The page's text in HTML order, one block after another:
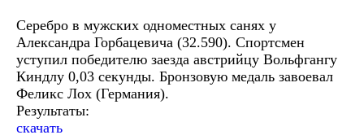
Серебро в мужских одноместных санях у
Александра Горбацевича (32.590). Спортсмен
уступил победителю заезда австрийцу Вольфгангу
Киндлу 0,03 секунды. Бронзовую медаль завоевал
Феликс Лох (Германия).
Результаты:
скачать